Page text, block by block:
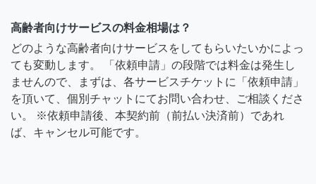
高齢者向けサービスの料金相場は？
どのような高齢者向けサービスをしてもらいたいかによっ
ても変動します。 「依頼申請」の段階では料金は発生し
ませんので、まずは、各サービスチケットに「依頼申請」
を頂いて、個別チャットにてお問い合わせ、ご相談くださ
い。 ※依頼申請後、本契約前（前払い決済前）であれ
ば、キャンセル可能です。